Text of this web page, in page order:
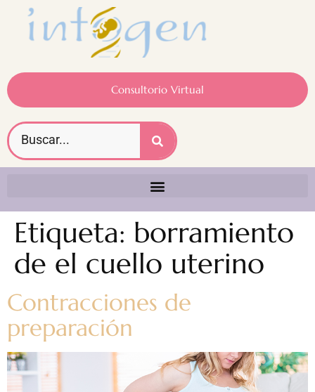
Consultorio Virtual
Etiqueta: borramiento
de el cuello uterino
Contracciones de
preparación